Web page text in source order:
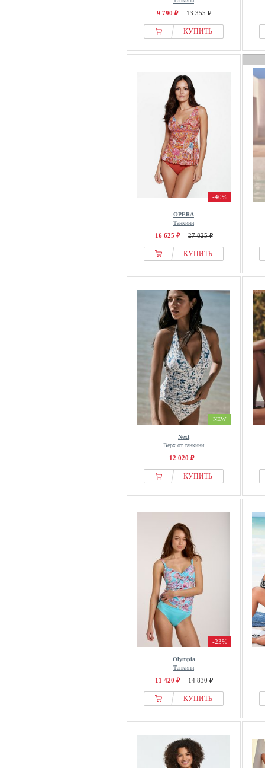
9 790 ₽ 13 355 ₽
КУПИТЬ
-40%
OPERA
Танкини
16 625 ₽ 27 825 ₽
КУПИТЬ
NEW
Next
Верх от танкини
12 020 ₽
КУПИТЬ
-23%
Olympia
Танкини
11 420 ₽ 14 830 ₽
КУПИТЬ